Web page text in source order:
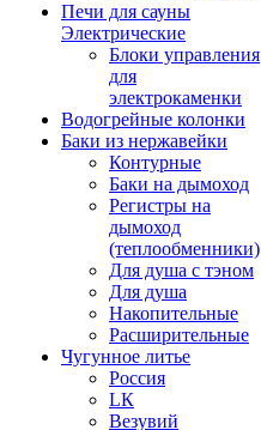
Печи для сауны
Электрические
Блоки управления
для
электрокаменки
Водогрейные колонки
Баки из нержавейки
Контурные
Баки на дымоход
Регистры на
дымоход
(теплообменники)
Для душа с тэном
Для душа
Накопительные
Расширительные
Чугунное литье
Россия
LК
Везувий